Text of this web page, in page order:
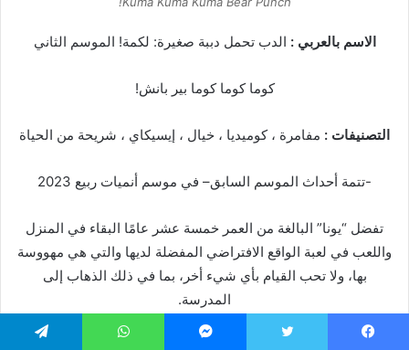
الاسم بالعربي : الدب تحمل دببة صغيرة: لكمة! الموسم الثاني
كوما كوما كوما بير بانش!
التصنيفات : مفامرة ، كوميديا ، خيال ، إيسيكاي ، شريحة من الحياة
-تتمة أحداث الموسم السابق– في موسم أنميات ربيع 2023
تفضل “يونا” البالغة من العمر خمسة عشر عامًا البقاء في المنزل
واللعب في لعبة الواقع الافتراضي المفضلة لديها والتي هي مهووسة
بها، ولا تحب القيام بأي شيء أخر، بما في ذلك الذهاب إلى
المدرسة.